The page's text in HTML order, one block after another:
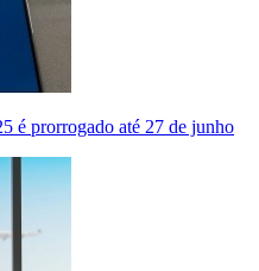
é prorrogado até 27 de junho